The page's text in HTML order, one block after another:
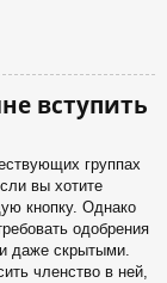
вступить
группах
вы хотите
кнопку. Однако
одобрения
даже скрытыми.
членство в ней,